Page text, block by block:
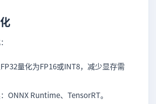
：
量化为FP16或INT8，减少显存需
ONNX Runtime、TensorRT。